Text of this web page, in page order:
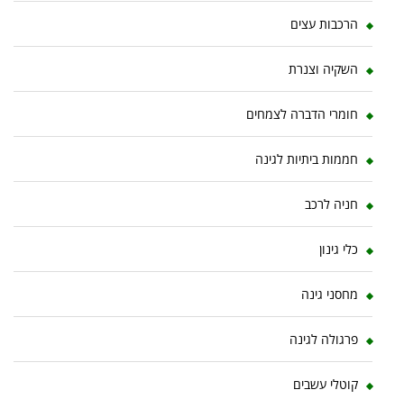
הרכבות עצים
השקיה וצנרת
חומרי הדברה לצמחים
חממות ביתיות לגינה
חניה לרכב
כלי גינון
מחסני גינה
פרגולה לגינה
קוטלי עשבים